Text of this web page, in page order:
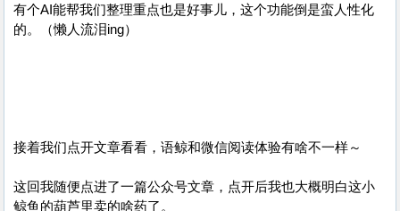
有个AI能帮我们整理重点也是好事儿，这个功能倒是蛮人性化
的。（懒人流泪ing）
接着我们点开文章看看，语鲸和微信阅读体验有啥不一样～
这回我随便点进了一篇公众号文章，点开后我也大概明白这小
鲸鱼的葫芦里卖的啥药了。